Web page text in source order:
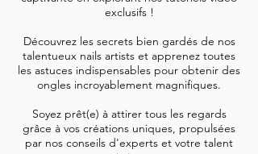
exclusifs !
Découvrez les secrets bien gardés de nos
talentueux nails artists et apprenez toutes
les astuces indispensables pour obtenir des
ongles incroyablement magnifiques.
Soyez prêt(e) à attirer tous les regards
grâce à vos créations uniques, propulsées
par nos conseils d'experts et votre talent